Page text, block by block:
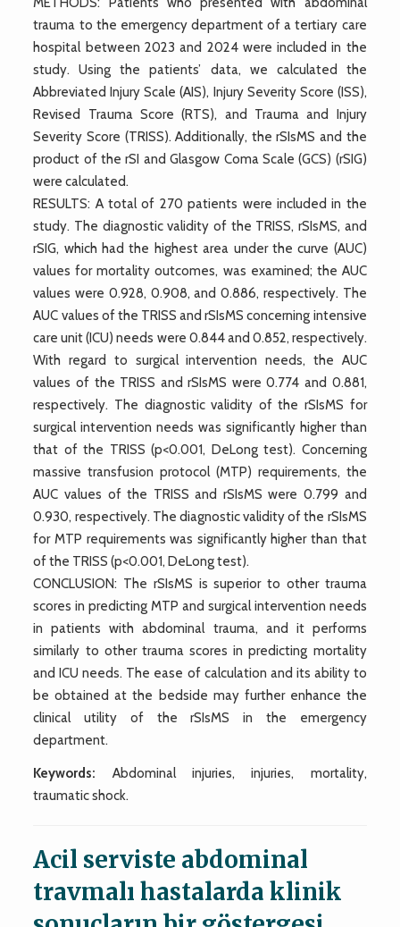
trauma to the emergency department of a tertiary care
hospital between 2023 and 2024 were included in the
study. Using the patients’ data, we calculated the
Abbreviated Injury Scale (AIS), Injury Severity Score (ISS),
Revised Trauma Score (RTS), and Trauma and Injury
Severity Score (TRISS). Additionally, the rSIsMS and the
product of the rSI and Glasgow Coma Scale (GCS) (rSIG)
were calculated.
RESULTS: A total of 270 patients were included in the
study. The diagnostic validity of the TRISS, rSIsMS, and
rSIG, which had the highest area under the curve (AUC)
values for mortality outcomes, was examined; the AUC
values were 0.928, 0.908, and 0.886, respectively. The
AUC values of the TRISS and rSIsMS concerning intensive
care unit (ICU) needs were 0.844 and 0.852, respectively.
With regard to surgical intervention needs, the AUC
values of the TRISS and rSIsMS were 0.774 and 0.881,
respectively. The diagnostic validity of the rSIsMS for
surgical intervention needs was significantly higher than
that of the TRISS (p<0.001, DeLong test). Concerning
massive transfusion protocol (MTP) requirements, the
AUC values of the TRISS and rSIsMS were 0.799 and
0.930, respectively. The diagnostic validity of the rSIsMS
for MTP requirements was significantly higher than that
of the TRISS (p<0.001, DeLong test).
CONCLUSION: The rSIsMS is superior to other trauma
scores in predicting MTP and surgical intervention needs
in patients with abdominal trauma, and it performs
similarly to other trauma scores in predicting mortality
and ICU needs. The ease of calculation and its ability to
be obtained at the bedside may further enhance the
clinical utility of the rSIsMS in the emergency
department.
Keywords: Abdominal injuries, injuries, mortality,
traumatic shock.
Acil serviste abdominal
travmalı hastalarda klinik